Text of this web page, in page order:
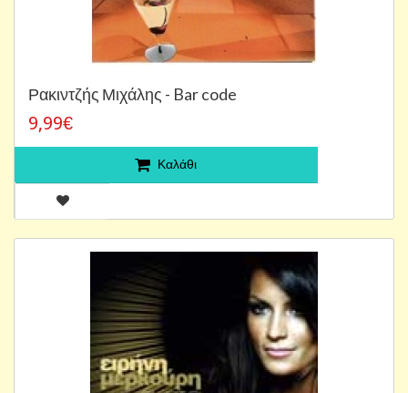
Ρακιντζής Μιχάλης - Bar code
9,99€
Καλάθι